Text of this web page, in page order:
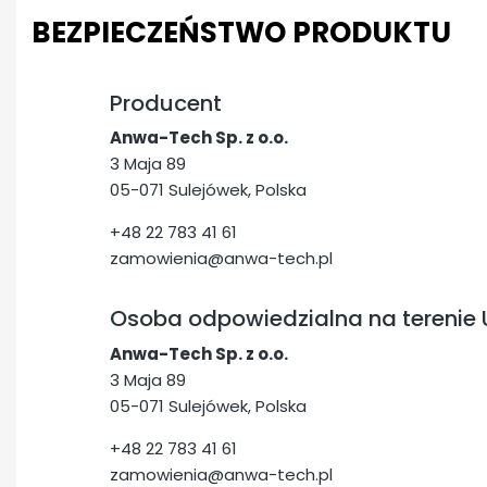
BEZPIECZEŃSTWO PRODUKTU
Producent
Anwa-Tech Sp. z o.o.
3 Maja 89
05-071 Sulejówek, Polska
+48 22 783 41 61
zamowienia@anwa-tech.pl
Osoba odpowiedzialna na terenie
Anwa-Tech Sp. z o.o.
3 Maja 89
05-071 Sulejówek, Polska
+48 22 783 41 61
zamowienia@anwa-tech.pl